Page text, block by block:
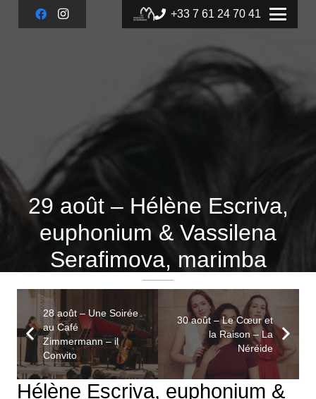
+33 7 61 24 70 41
29 août – Hélène Escriva,
euphonium & Vassilena
Serafimova, marimba
28 août – Une Soirée
au Café
Zimmermann – il
Convito
30 août – Le Cœur et
la Raison – La
Néréide
Hélène Escriva, euphonium &